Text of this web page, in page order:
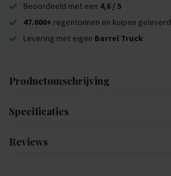
Beoordeeld met een 4,6 / 5
47.000+ regentonnen en kuipen geleverd
Levering met eigen Barrel Truck
Productomschrijving
Specificaties
Reviews